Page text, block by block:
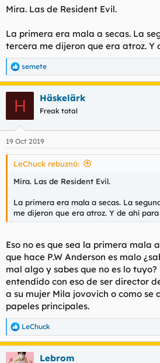
:
Mira. Las de Resident Evil.
La primera era mala a secas. La
tercera me dijeron que era atroz. Y
R
e
a
e
s
semete
H Häskelärk
Freak total
19 Oct 2019
LeChuck rebuznó:
Mira. Las de Resident Evil.
La primera era mala a secas. La
me dijeron que era atroz. Y de ahí
Eso no es que sea la primera mala
que hace P.W Anderson es malo
mal algo y sabes que no es lo
entendido con eso de ser director
a su mujer Mila jovovich o como se
papeles principales.
R
e
a
c
LeChuck
Lebrom